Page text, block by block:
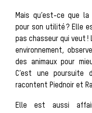
Mais qu’est-ce que
pour son utilité ? Elle
pas chasseur qui veut
environnement,
des animaux pour
C’est une poursuite
racontent Piednoir et
Elle est aussi